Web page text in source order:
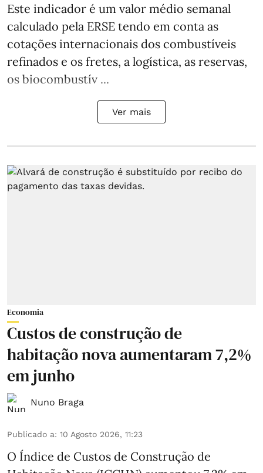
Este indicador é um valor médio semanal
calculado pela ERSE tendo em conta as
cotações internacionais dos combustíveis
refinados e os fretes, a logística, as reservas,
os biocombustív ...
Ver mais
Economia
Custos de construção de
habitação nova aumentaram 7,2%
em junho
Nuno Braga
Publicado a: 10 Agosto 2026, 11:23
O Índice de Custos de Construção de